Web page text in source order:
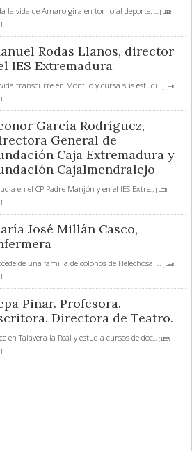
la vida de Amaro gira en torno al deporte.
... [ LEER
]
Rodas Llanos, director
IES Extremadura
transcurre en Montijo y cursa sus estudi... [ LEER
]
García Rodríguez,
General de
Caja Extremadura y
Cajalmendralejo
en el CP Padre Manjón y en el IES Extre... [ LEER
]
José Millán Casco,
de una familia de colonos de Helechosa.
... [ LEER
]
Pinar. Profesora.
Directora de Teatro.
en Talavera la Real y estudia cursos de doc... [ LEER
]